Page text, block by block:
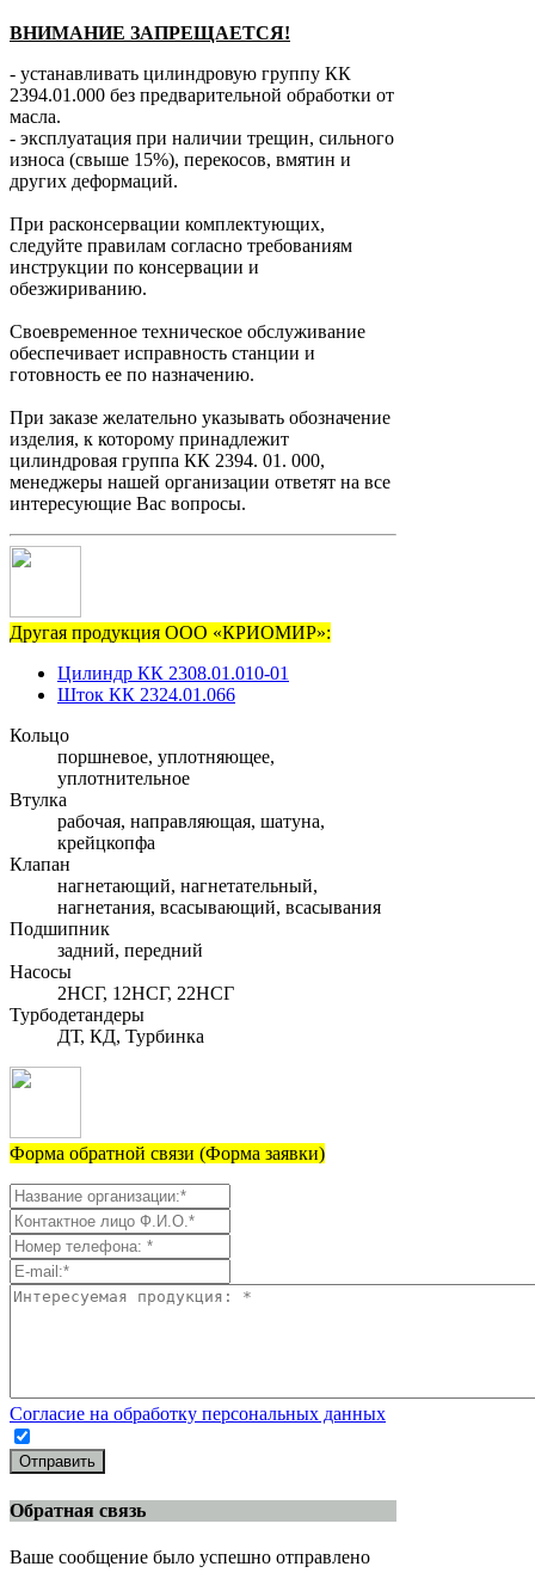
ВНИМАНИЕ ЗАПРЕЩАЕТСЯ!
- устанавливать цилиндровую группу КК
2394.01.000 без предварительной обработки от
масла.
- эксплуатация при наличии трещин, сильного
износа (свыше 15%), перекосов, вмятин и
других деформаций.
При расконсервации комплектующих,
следуйте правилам согласно требованиям
инструкции по консервации и
обезжириванию.
Своевременное техническое обслуживание
обеспечивает исправность станции и
готовность ее по назначению.
При заказе желательно указывать обозначение
изделия, к которому принадлежит
цилиндровая группа КК 2394. 01. 000,
менеджеры нашей организации ответят на все
интересующие Вас вопросы.
Другая продукция ООО «КРИОМИР»:
Цилиндр КК 2308.01.010-01
Шток КК 2324.01.066
Кольцо
поршневое, уплотняющее,
уплотнительное
Втулка
рабочая, направляющая, шатуна,
крейцкопфа
Клапан
нагнетающий, нагнетательный,
нагнетания, всасывающий, всасывания
Подшипник
задний, передний
Насосы
2НСГ, 12НСГ, 22НСГ
Турбодетандеры
ДТ, КД, Турбинка
Форма обратной связи (Форма заявки)
Согласие на обработку персональных данных
Отправить
Обратная связь
Ваше сообщение было успешно отправлено